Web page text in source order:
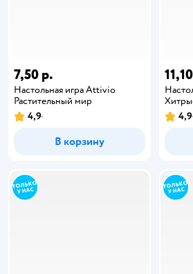
7,50 р.
Настольная игра Attivio
Растительный мир
4,9
В корзину
4,9